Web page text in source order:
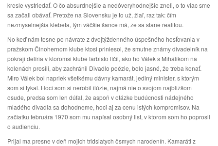
kresle vystriedať. O čo absurdnejšie a nedôveryhodnejšie zneli, o to viac sme
sa začali obávať. Pretože na Slovensku je to už, žiaľ, raz tak: čím
nezmyselnejšia klebeta, tým väčšie šance má, že sa stane realitou.
No keď nám tesne po návrate z dvojtýždenného úspešného hosťovania v
pražskom Činohernom klube ktosi priniesol, že smutne známy divadelník na
pokraji delíria v ktoromsi klube farbisto líčil, ako ho Válek s Mihálikom na
kolenách prosili, aby zachránil Divadlo poézie, bolo jasné, že treba konať.
Miro Válek bol napriek všetkému dávny kamarát, jediný minister, s ktorým
som si tykal. Hoci som si nerobil ilúzie, najmä nie o svojom najbližšom
osude, predsa som len dúfal, že aspoň v otázke budúcnosti nádejného
mladého divadla sa dohodneme, hoci aj za cenu istých kompromisov. Na
začiatku februára 1970 som mu napísal osobný list, v ktorom som ho poprosil
o audienciu.
Prijal ma presne v deň mojich tridsiatych ôsmych narodenín. Kamaráti z